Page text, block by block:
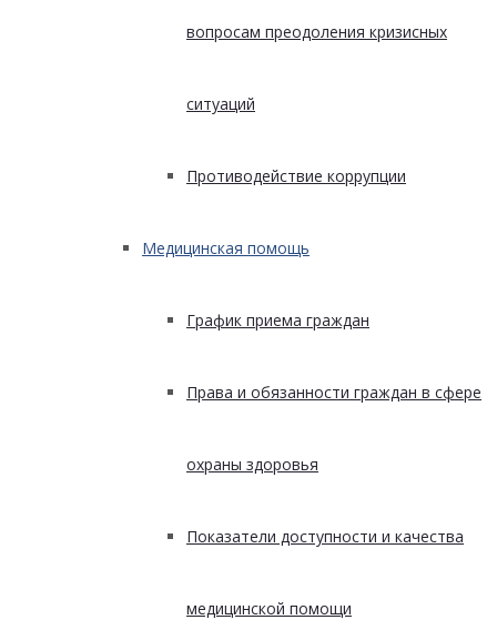
вопросам преодоления кризисных
ситуаций
Противодействие коррупции
Медицинская помощь
График приема граждан
Права и обязанности граждан в сфере
охраны здоровья
Показатели доступности и качества
медицинской помощи